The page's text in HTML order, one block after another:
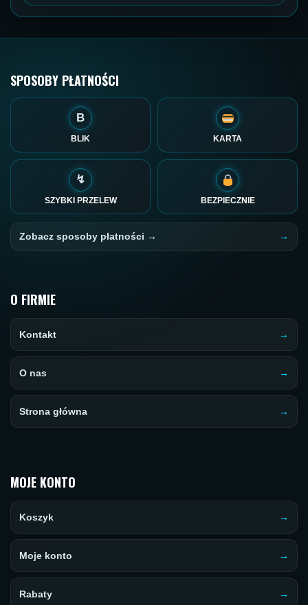
SPOSOBY PŁATNOŚCI
B
BLIK KARTA
↯
SZYBKI PRZELEW BEZPIECZNIE
Zobacz sposoby płatności →
O FIRMIE
Kontakt
O nas
Strona główna
MOJE KONTO
Koszyk
Moje konto
Rabaty